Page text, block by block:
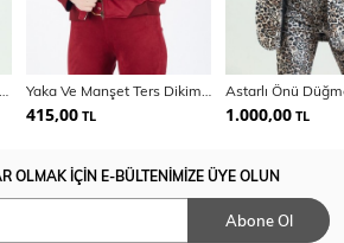
415,00 TL 1.000,00 TL
OLMAK İÇİN E-BÜLTENİMİZE ÜYE OLUN
Abone Ol